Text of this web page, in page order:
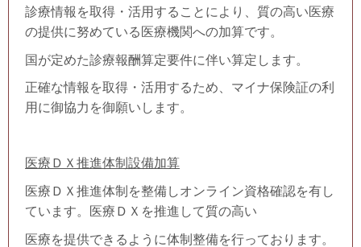
診療情報を取得・活用することにより、質の高い医療
の提供に努めている医療機関への加算です。
国が定めた診療報酬算定要件に伴い算定します。
正確な情報を取得・活用するため、マイナ保険証の利
用に御協力を御願いします。
医療ＤＸ推進体制設備加算
医療ＤＸ推進体制を整備しオンライン資格確認を有し
ています。医療ＤＸを推進して質の高い
医療を提供できるように体制整備を行っております。